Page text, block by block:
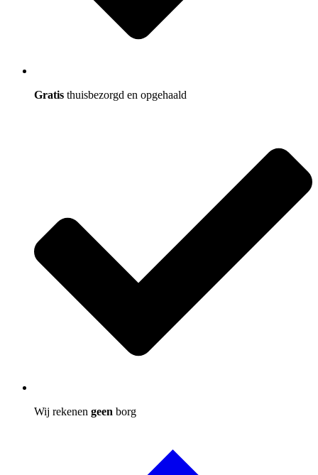
Gratis thuisbezorgd en opgehaald
Wij rekenen geen borg